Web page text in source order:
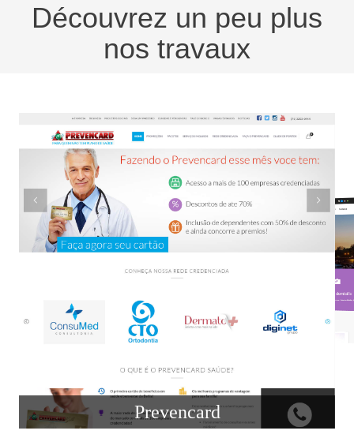
Découvrez un peu plus
nos travaux
Prevencard